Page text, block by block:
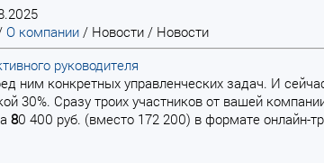
О компании / Новости / Новости
руководителя
ним конкретных управленческих задач. И
30%. Сразу троих участников от вашей
80 400 руб. (вместо 172 200) в формате онлайн-